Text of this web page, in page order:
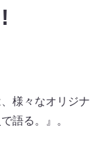
様々なオリジ
語る。』。